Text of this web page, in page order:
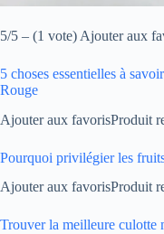
5/5 – (1 vote) Ajouter aux
5 choses essentielles à
Rouge
Ajouter aux favorisProduit
Pourquoi privilégier les
Ajouter aux favorisProduit
Trouver la meilleure culotte